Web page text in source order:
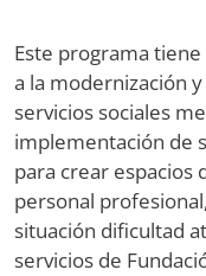
Este programa
a la modernización
servicios sociales
implementación de
para crear espacios
personal
situación dificultad
servicios de